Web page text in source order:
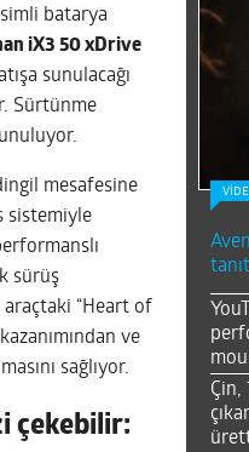
batarya
iX3 50 xDrive
sunulacağı
Sürtünme
mesafesine
sistemiyle
sürüş
“Heart of
ve
sağlıyor.
çekebilir:
Çin,